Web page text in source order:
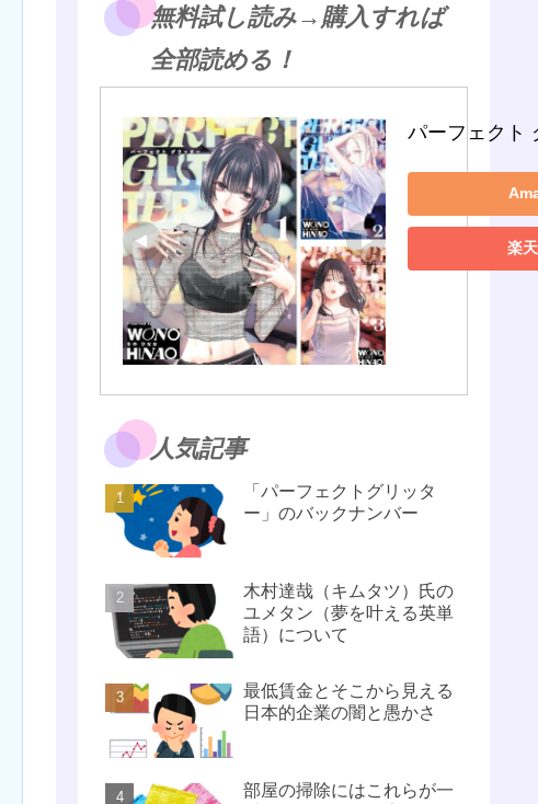
無料試し読み→購入すれば
全部読める！
パーフェクト
楽
人気記事
「パーフェクトグリッタ
ー」のバックナンバー
木村達哉（キムタツ）氏の
ユメタン（夢を叶える英単
語）について
最低賃金とそこから見える
日本的企業の闇と愚かさ
部屋の掃除にはこれらが一